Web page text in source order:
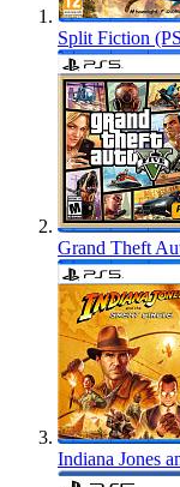
Split Fiction
Grand Theft
Indiana Jones